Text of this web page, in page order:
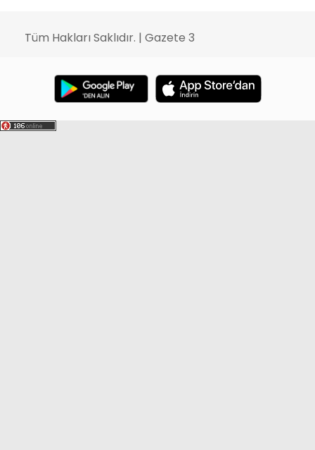
Tüm Hakları Saklıdır. | Gazete 3